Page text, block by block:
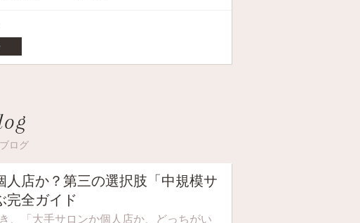
ログ
人店か？第三の選択肢「中規模サ
完全ガイド
、「大手サロンか個人店か、どっちがい